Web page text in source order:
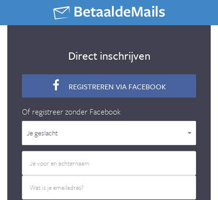
Direct inschrijven
REGISTREREN VIA FACEBOOK
Of registreer zonder Facebook
Je geslacht